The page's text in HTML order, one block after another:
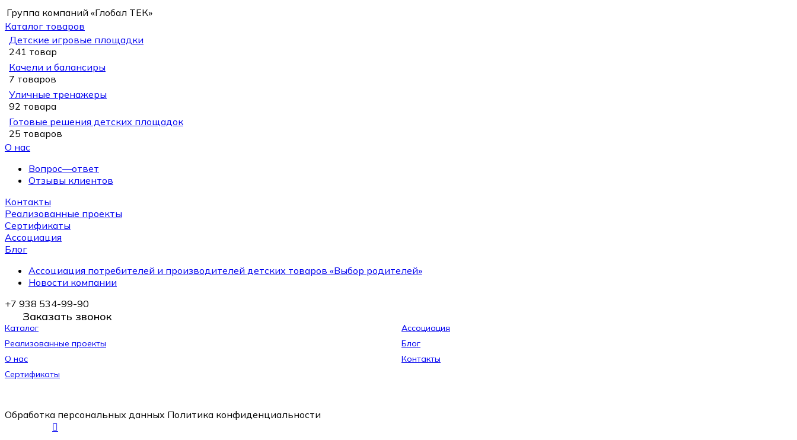
Группа компаний «Глобал ТЕК»
Каталог товаров
Детские игровые площадки
241 товар
Качели и балансиры
7 товаров
Уличные тренажеры
92 товара
Готовые решения детских площадок
25 товаров
О нас
Вопрос—ответ
Отзывы клиентов
Контакты
Реализованные проекты
Сертификаты
Ассоциация
Блог
Ассоциация потребителей и производителей детских товаров «Выбор родителей»
Новости компании
+7 938 534-99-90
Заказать звонок
Каталог
Ассоциация
Реализованные проекты
Блог
О нас
Контакты
Сертификаты
Обработка персональных данных Политика конфиденциальности